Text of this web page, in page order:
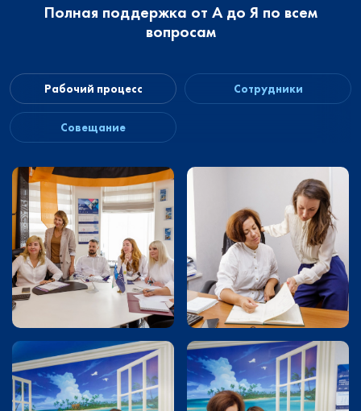
Полная поддержка от А до Я по всем
вопросам
Рабочий процесс Сотрудники
Совещание